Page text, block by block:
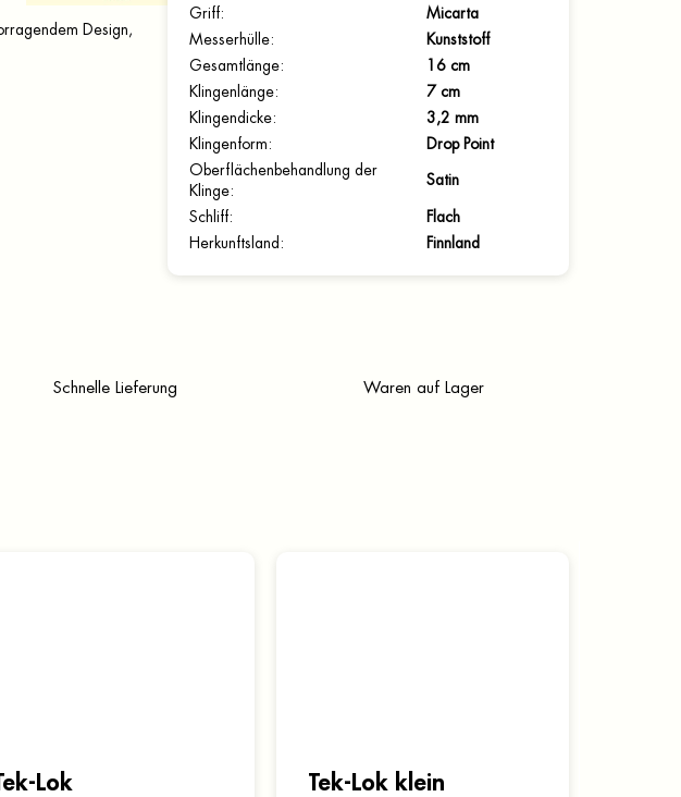
Design,
Griff:
Micarta
Messerhülle:
Kunststoff
Gesamtlänge:
16 cm
Klingenlänge:
7 cm
Klingendicke:
3,2 mm
Klingenform :
Drop Point
Oberflächenbehandlung der
Klinge:
Satin
Schliff:
Flach
Herkunftsland : Finnland
Schnelle Lieferung Waren auf Lager
Lok Tek-Lok klein